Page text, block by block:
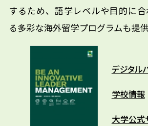
するため、語学レベルや目的に
る多彩な海外留学プログラムも提供
デジタル
学校情報
大学公式